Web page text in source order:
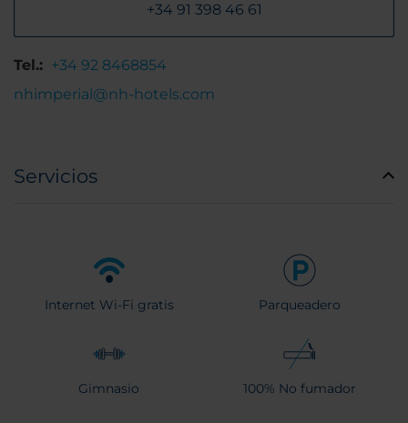
+34 91 398 46 61
Tel.: +34 92 8468854
nhimperial@nh-hotels.com
Servicios
Internet Wi-Fi gratis Parqueadero
Gimnasio 100% No fumador